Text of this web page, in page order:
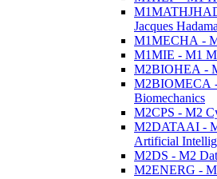
Jacques
M1MECHA -
M1MIE - M1
M2BIOHEA -
M2BIOMECA
Biomechanics
M2CPS - M2
M2DATAAI -
Artificial
M2DS - M2
M2ENERG -